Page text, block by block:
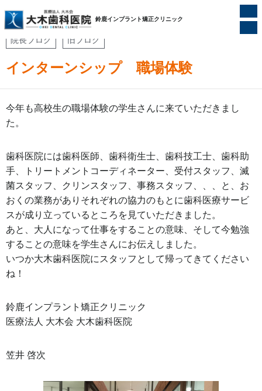
鈴鹿インプラント矯正クリニック
ホーム 院長ブログ
院長ブログ 旧ブログ
インターンシップ 職場体験
今年も高校生の職場体験の学生さんに来ていただきまし
た。
歯科医院には歯科医師、歯科衛生士、歯科技工士、歯科助
手、トリートメントコーディネーター、受付スタッフ、滅
菌スタッフ、クリンスタッフ、事務スタッフ、、、と、お
おくの業務がありそれぞれの協力のもとに歯科医療サービ
スが成り立っているところを見ていただきました。
あと、大人になって仕事をすることの意味、そして今勉強
することの意味を学生さんにお伝えしました。
いつか大木歯科医院にスタッフとして帰ってきてください
ね！
鈴鹿インプラント矯正クリニック
医療法人 大木会 大木歯科医院
笠井 啓次